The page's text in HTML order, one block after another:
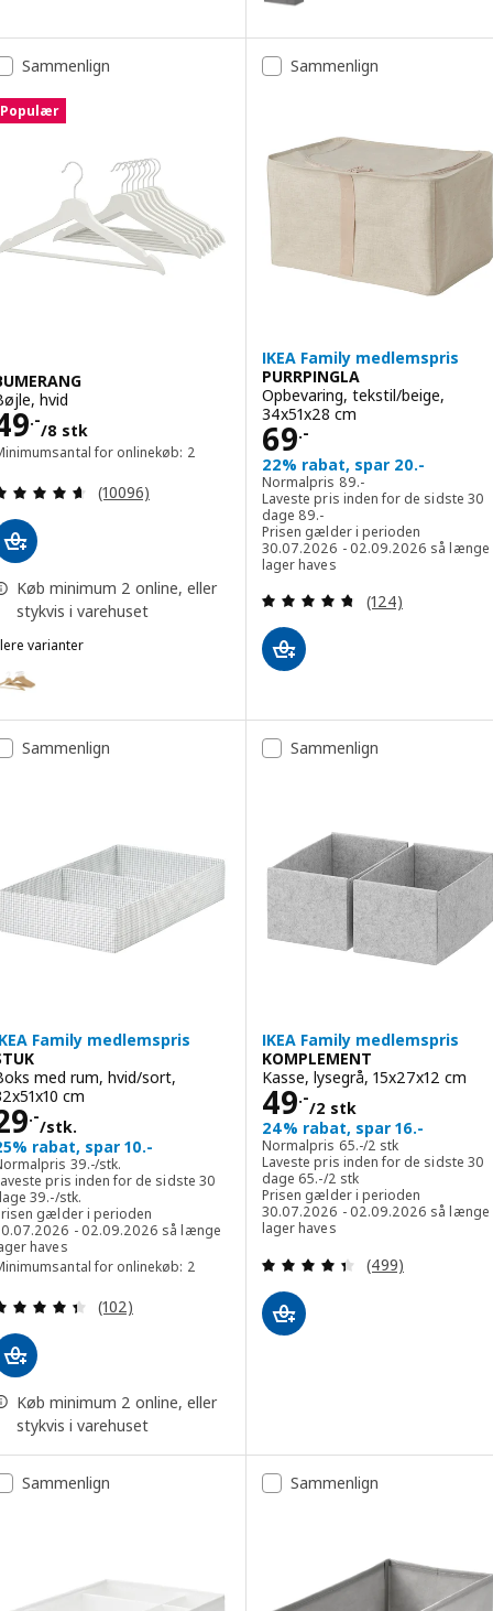
Sammenlign
Populær
hvid
.-
/8 stk
49.-/8 stk
for onlinekøb: 2
Anmeld: 4.6 ud af 5 Stjerner. Anmeldelser i alt:
(10096)
Køb minimum 2 online, eller
stykvis i varehuset
varianter
BUMERANG, Bøjle, natur
BUMERANG, Bøjle, sort
Sammenlign
IKEA Family medlemspris
PURRPINGLA
Opbevaring, tekstil/beige,
34x51x28 cm
69.-
Pris 69.-
22% rabat, spar 20.-
Normalpris 89.-
Normalpris 89.-
Laveste pris inden for de sidste 30
dage 89.-
Laveste pris inden for de
Prisen gælder i perioden
30.07.2026 - 02.09.2026 så længe
lager haves
Anmeld: 4.7 ud
(124)
Sammenlign
Family medlemspris
med rum, hvid/sort,
cm
.-
/stk.
29.-/stk.
rabat, spar 10.-
39.-/stk.
Normalpris 39.-/stk.
pris inden for de sidste 30
39.-/stk.
Laveste pris inden for de sidste 30 dage 39.-/stk.
gælder i perioden
- 02.09.2026 så længe
haves
for onlinekøb: 2
Anmeld: 4.4 ud af 5 Stjerner. Anmeldelser i alt:
(102)
Køb minimum 2 online, eller
stykvis i varehuset
Sammenlign
IKEA Family medlemspris
KOMPLEMENT
Kasse, lysegrå, 15x27x12 cm
49.-
/2 stk
Pris 49.-/2 stk
24% rabat, spar 16.-
Normalpris 65.-/2 stk
Normalpris 65.-/2 stk
Laveste pris inden for de sidste 30
dage 65.-/2 stk
Laveste pris inden for de
Prisen gælder i perioden
30.07.2026 - 02.09.2026 så længe
lager haves
Anmeld: 4.4 ud
(499)
Sammenlign Sammenlign